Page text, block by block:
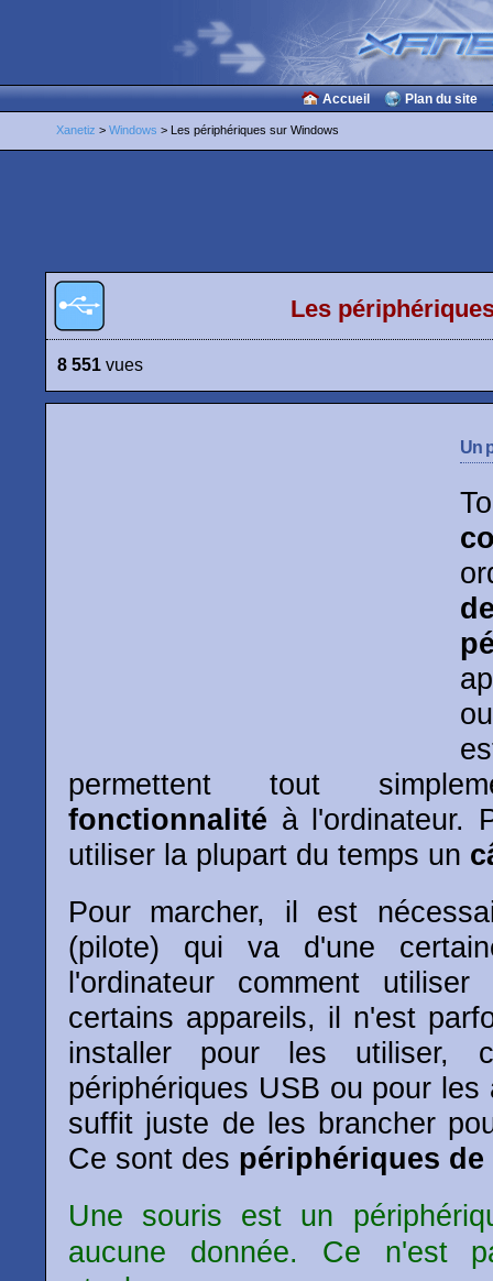
Accueil Plan du site
Xanetiz > Windows > Les périphériques sur Windows
Les
8 551 vues
Un
permettent tout
fonctionnalité à l'ordinateur.
utiliser la plupart du temps un
Pour marcher, il est
(pilote) qui va d'une
l'ordinateur comment
certains appareils, il n'est
installer pour les utiliser,
périphériques USB ou pour
suffit juste de les brancher
Ce sont des périphériques de
Une souris est un
aucune donnée. Ce n'est